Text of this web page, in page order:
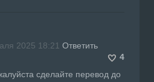
2025 18:21 Ответить
4
сделайте перевод до